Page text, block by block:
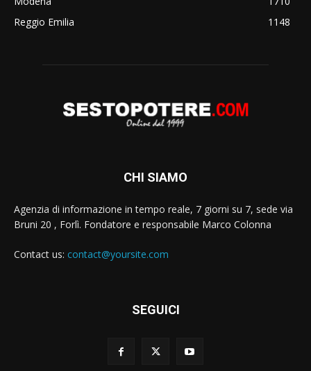
Reggio Emilia
1148
CHI SIAMO
Agenzia di informazione in tempo reale, 7 giorni su 7, sede via
Bruni 20 , Forlì. Fondatore e responsabile Marco Colonna
Contact us: contact@yoursite.com
SEGUICI